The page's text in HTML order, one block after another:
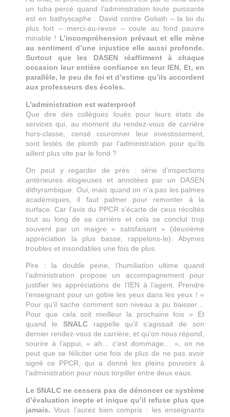
un tuba percé quand l’administration toute puissante
est en bathyscaphe : David contre Goliath – la loi du
plus fort – merci-au-revoir – coule au fond pauvre
minable ! L’incompréhension prévaut et elle mène
au sentiment d’une injustice elle aussi profonde.
Surtout que les DASEN réaffirment à chaque
occasion leur entière confiance en leur IEN. Et, en
parallèle, le peu de foi et d’estime qu’ils accordent
aux professeurs des écoles.
L’administration est waterproof
Que dire des collègues loués pour leurs états de
services qui, au moment du rendez-vous de carrière
hors-classe, censé couronner leur investissement,
sont lestés de plomb par l’administration pour qu’ils
aillent plus vite par le fond ?
On peut y regarder de près : série d’inspections
antérieures élogieuses et annotées par un DASEN
dithyrambique. Oui, mais quand on n’a pas les palmes
académiques, il faut palmer pour remonter à la
surface. Car l’avis du PPCR s’écarte de ceux récoltés
tout au long de sa carrière et cela se conclut trop
souvent par un maigre « satisfaisant » (deuxième
appréciation la plus basse, rappelons-le). Abymes
troubles et insondables une fois de plus.
Pire : la double peine, l’humiliation ultime quand
l’administration propose un accompagnement pour
justifier les appréciations de l’IEN à l’agent. Prendre
l’enseignant pour un gobie les yeux dans les yeux ! «
Pour qu’il sache comment son niveau a pu baisser…
Pour que cela soit meilleur la prochaine fois » Et
quand le SNALCrappelle qu’il s’agissait de son
dernier rendez-vous de carrière, et qu’on nous répond,
sourire à l’appui, « ah… c’est dommage… », on ne
peut que se féliciter une fois de plus de ne pas avoir
signé ce PPCR, qui a donné les pleins pouvoirs à
l’administration pour nous torpiller entre deux eaux.
Le SNALC ne cessera pas de dénoncer ce système
d’évaluation inepte et inique qu’il refuse plus que
jamais. Vous l’aurez bien compris : les enseignants